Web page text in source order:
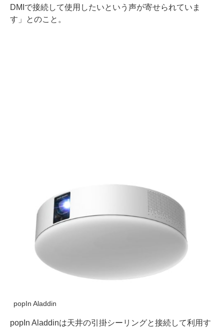
DMIで接続して使用したいという声が寄せられていま
す」とのこと。
popIn Aladdin
popIn Aladdinは天井の引掛シーリングと接続して利用す